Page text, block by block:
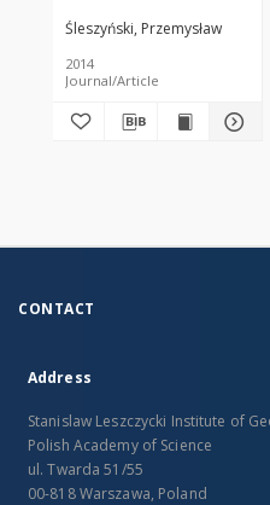
Śleszyński, Przemysław
2014
Journal/Article
CONTACT
Address
Stanislaw Leszczycki Institute of
Polish Academy of Science
ul. Twarda 51/55
00-818 Warszawa, Poland